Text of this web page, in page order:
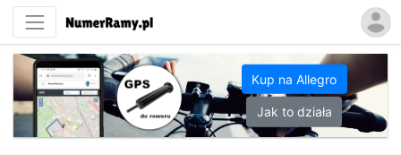
Kup na Allegro
Jak to działa